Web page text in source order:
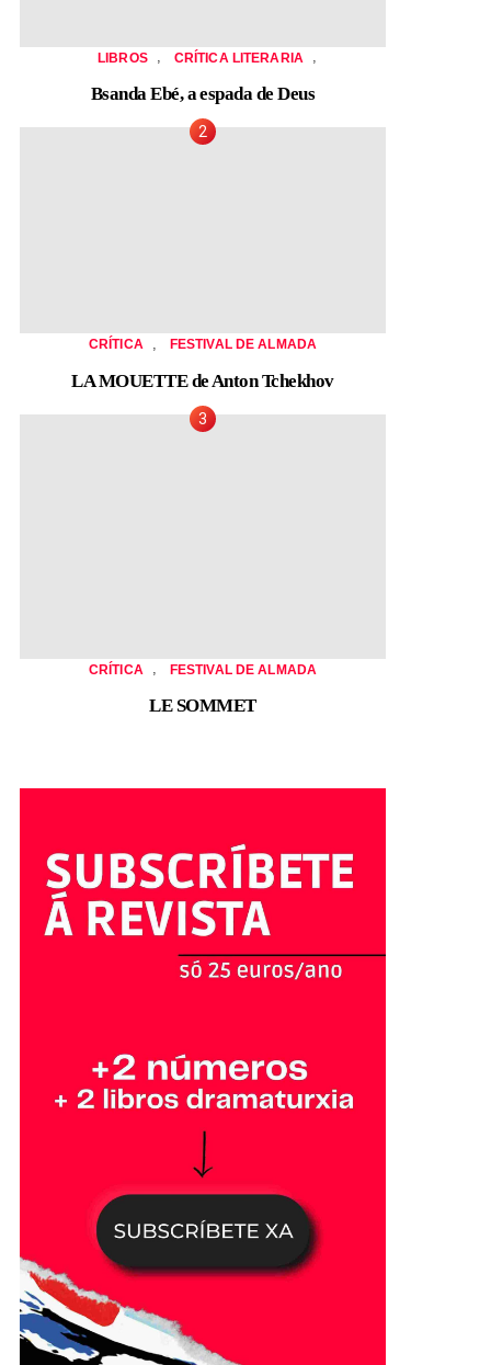
LIBROS , CRÍTICA LITERARIA ,
Bsanda Ebé, a espada de Deus
CRÍTICA FESTIVAL DE ALMADA
LA MOUETTE de Anton Tchekhov
CRÍTICA FESTIVAL DE ALMADA
LE SOMMET